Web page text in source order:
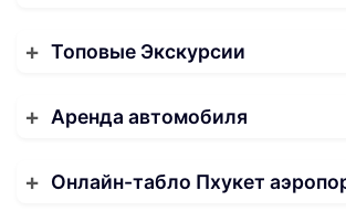
Топовые Экскурсии
Аренда автомобиля
Онлайн-табло Пхукет